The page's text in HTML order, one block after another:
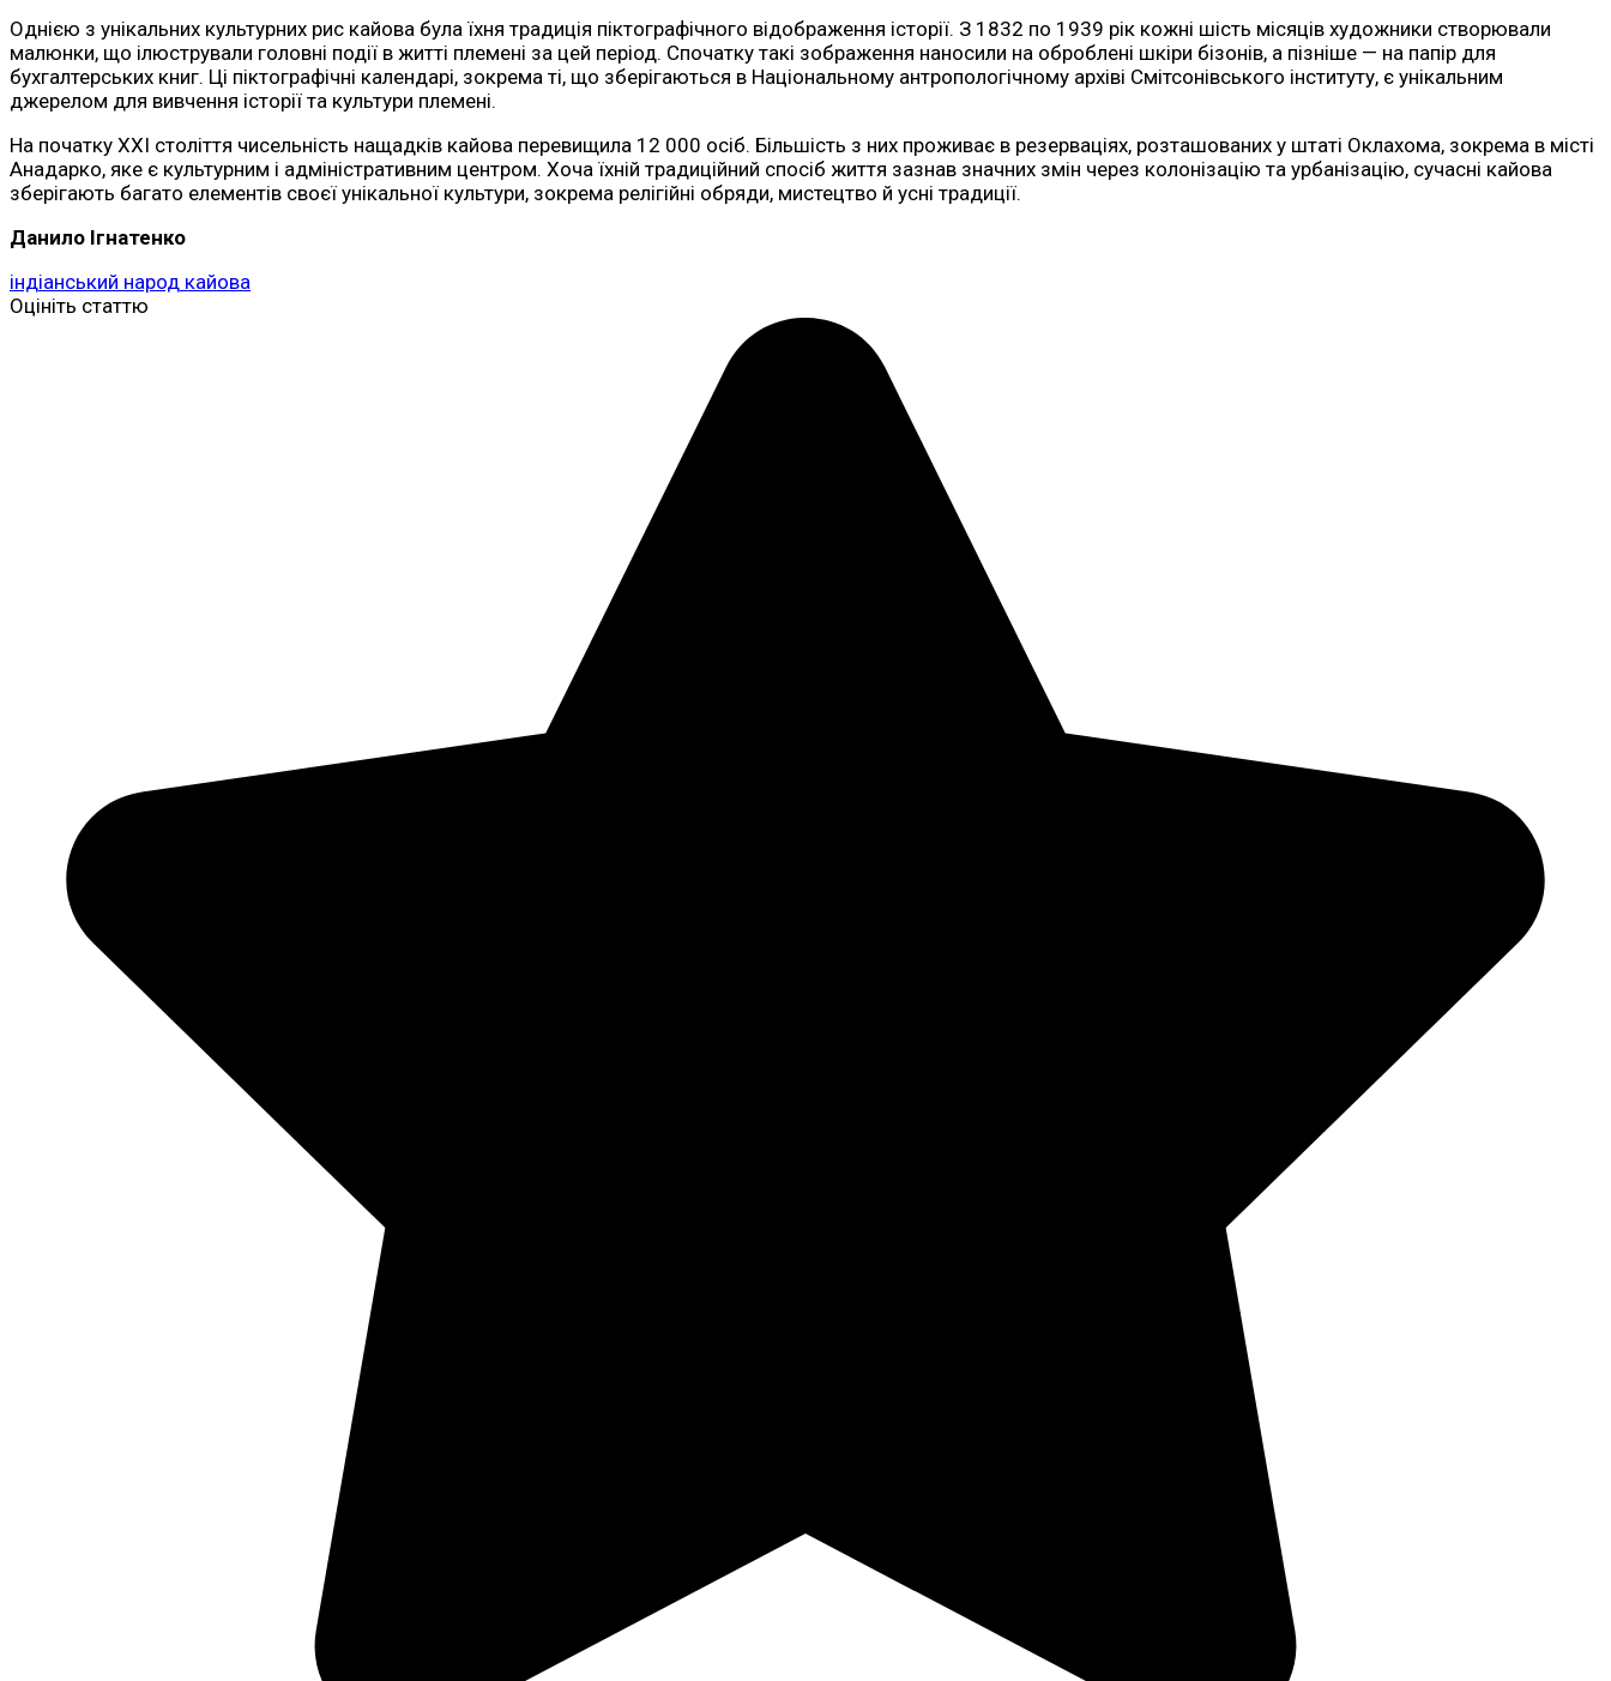
Однією з унікальних культурних рис кайова була їхня традиція піктографічного відображення історії. З 1832 по 1939 рік кожні шість місяців художники створювали
малюнки, що ілюстрували головні події в житті племені за цей період. Спочатку такі зображення наносили на оброблені шкіри бізонів, а пізніше — на папір для
бухгалтерських книг. Ці піктографічні календарі, зокрема ті, що зберігаються в Національному антропологічному архіві Смітсонівського інституту, є унікальним
джерелом для вивчення історії та культури племені.
На початку XXI століття чисельність нащадків кайова перевищила 12 000 осіб. Більшість з них проживає в резерваціях, розташованих у штаті Оклахома, зокрема в місті
Анадарко, яке є культурним і адміністративним центром. Хоча їхній традиційний спосіб життя зазнав значних змін через колонізацію та урбанізацію, сучасні кайова
зберігають багато елементів своєї унікальної культури, зокрема релігійні обряди, мистецтво й усні традиції.
Данило Ігнатенко
індіанський народ кайова
Оцініть статтю